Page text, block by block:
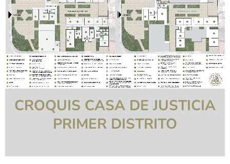
CROQUIS CASA DE JUSTICIA
PRIMER DISTRITO